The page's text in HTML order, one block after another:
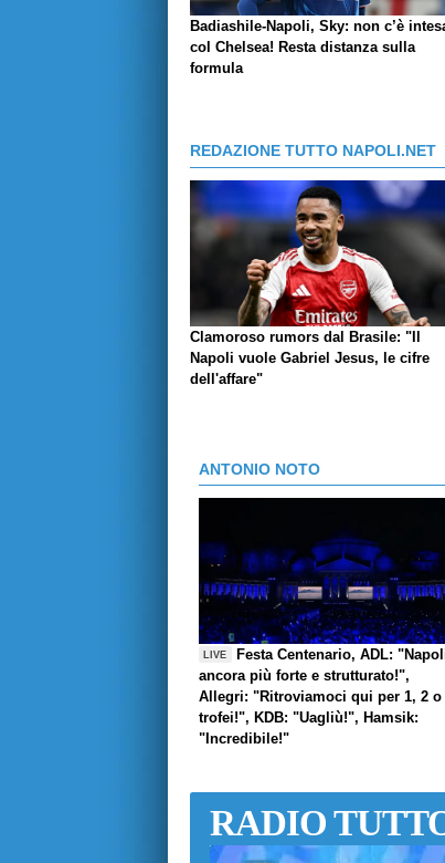
Badiashile-Napoli, Sky: non c’è
col Chelsea! Resta distanza sulla
formula
REDAZIONE TUTTO NAPOLI.NET
Clamoroso rumors dal Brasile: "Il
Napoli vuole Gabriel Jesus, le cifre
dell'affare"
ANTONIO NOTO
LIVE
Festa Centenario, ADL:
ancora più forte e strutturato!",
Allegri: "Ritroviamoci qui per 1, 2 o
trofei!", KDB: "Uagliù!", Hamsik:
"Incredibile!"
RADIO